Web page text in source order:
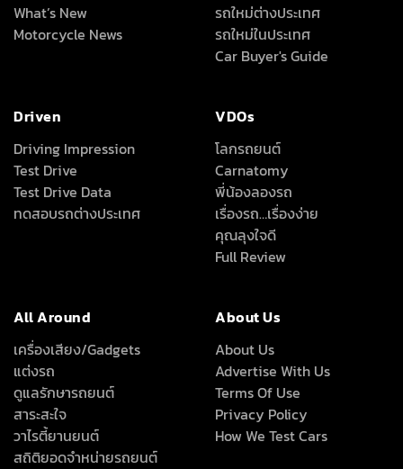
What’s New
Motorcycle News
รถใหม่ต่างประเทศ
รถใหม่ในประเทศ
Car Buyer's Guide
Driven
Driving Impression
Test Drive
Test Drive Data
ทดสอบรถต่างประเทศ
VDOs
โลกรถยนต์
Carnatomy
พี่น้องลองรถ
เรื่องรถ…เรื่องง่าย
คุณลุงใจดี
Full Review
All Around
เครื่องเสียง/Gadgets
แต่งรถ
ดูแลรักษารถยนต์
สาระสะใจ
วาไรตี้ยานยนต์
สถิติยอดจำหน่ายรถยนต์
About Us
About Us
Advertise With Us
Terms Of Use
Privacy Policy
How We Test Cars